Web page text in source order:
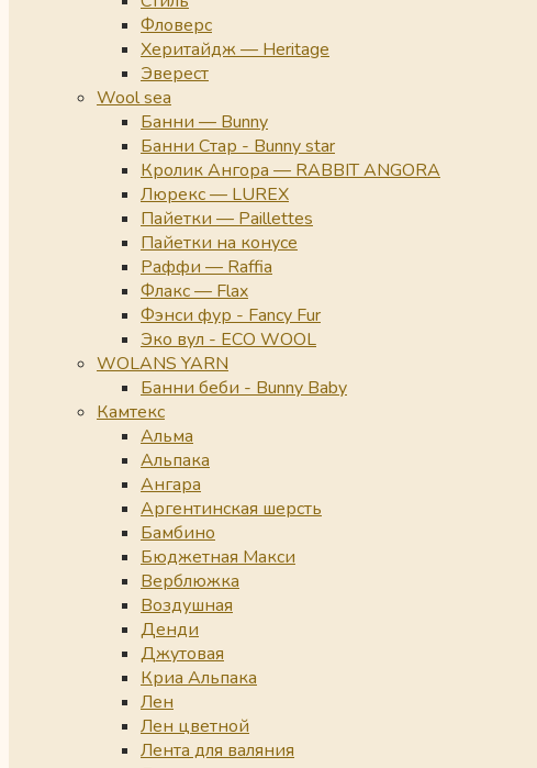
Фловерс
Херитайдж — Heritage
Эверест
Wool sea
Банни — Bunny
Банни Стар - Bunny star
Кролик Ангора — RABBIT ANGORA
Люрекс — LUREX
Пайетки — Paillettes
Пайетки на конусе
Раффи — Raffia
Флакс — Flax
Фэнси фур - Fancy Fur
Эко вул - ECO WOOL
WOLANS YARN
Банни беби - Bunny Baby
Камтекс
Альма
Альпака
Ангара
Аргентинская шерсть
Бамбино
Бюджетная Макси
Верблюжка
Воздушная
Денди
Джутовая
Криа Альпака
Лен
Лен цветной
Лента для валяния